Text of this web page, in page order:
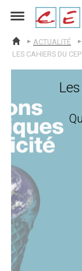
cep
ACCUEIL
ACTUALITÉ